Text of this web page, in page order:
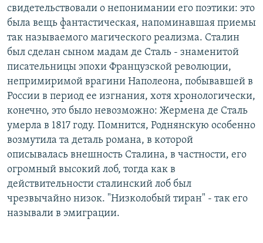
Все сайты РСЕ/РС
свидетельствовали о непонимании его поэтики: это
была вещь фантастическая, напоминавшая приемы
так называемого магического реализма. Сталин
был сделан сыном мадам де Сталь - знаменитой
писательницы эпохи Французской революции,
непримиримой врагини Наполеона, побывавшей в
России в период ее изгнания, хотя хронологически,
конечно, это было невозможно: Жермена де Сталь
умерла в 1817 году. Помнится, Роднянскую особенно
возмутила та деталь романа, в которой
описывалась внешность Сталина, в частности, его
огромный высокий лоб, тогда как в
действительности сталинский лоб был
чрезвычайно низок. "Низколобый тиран" - так его
называли в эмиграции.